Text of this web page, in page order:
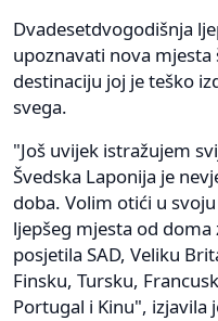
Dvadesetdvogodišnja
upoznavati nova
destinaciju joj je teško
svega.
"Još uvijek istražujem
Švedska Laponija je
doba. Volim otići u
ljepšeg mjesta od doma
posjetila SAD, Veliku
Finsku, Tursku,
Portugal i Kinu", izjavila